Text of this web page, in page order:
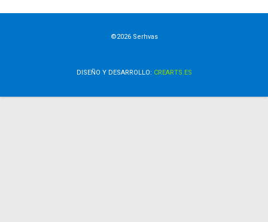
©2026 Serhvas
DISEÑO Y DESARROLLO: CREARTS.ES